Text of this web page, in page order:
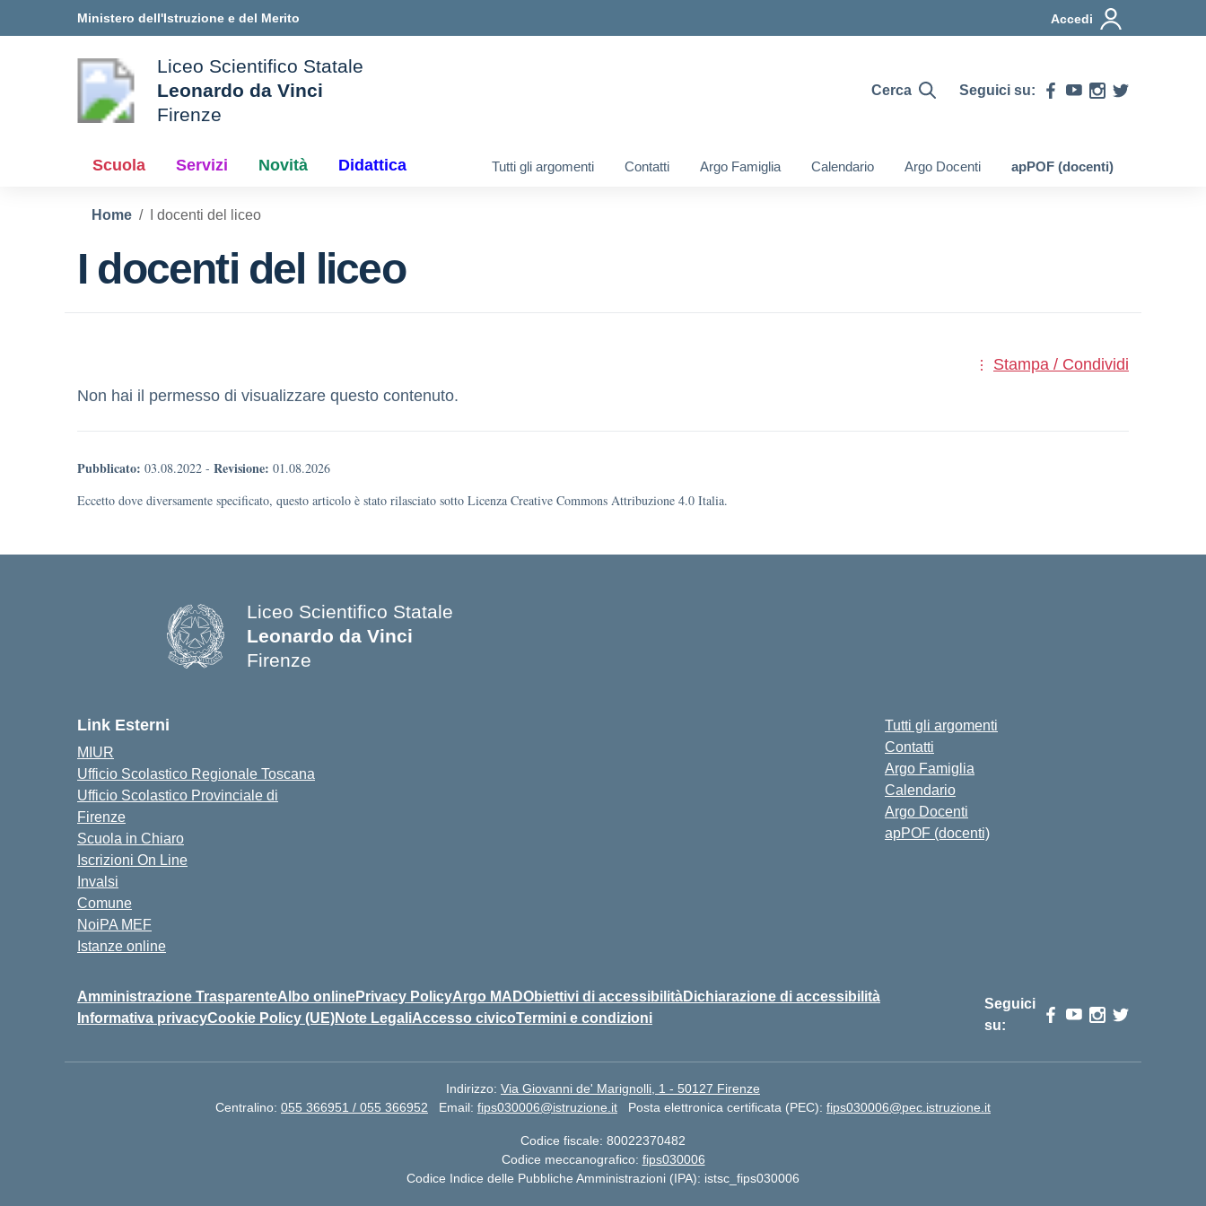
Ministero dell'Istruzione e del Merito Accedi
della scuola
Liceo Scientifico Statale
Leonardo da Vinci
Firenze
Cerca Seguici su:
Scuola Servizi Novità Didattica Tutti gli argomenti Contatti Argo Famiglia Calendario Argo Docenti apPOF (docenti)
Home I docenti del liceo
I docenti del liceo
Stampa / Condividi
Non hai il permesso di visualizzare questo contenuto.
Pubblicato: 03.08.2022 - Revisione: 01.08.2026
Eccetto dove diversamente specificato, questo articolo è stato rilasciato sotto Licenza Creative Commons Attribuzione 4.0 Italia.
Liceo Scientifico Statale
Leonardo da Vinci
Firenze
Link Esterni
MIUR
Ufficio Scolastico Regionale Toscana
Ufficio Scolastico Provinciale di
Firenze
Scuola in Chiaro
Iscrizioni On Line
Invalsi
Comune
NoiPA MEF
Istanze online
Tutti gli argomenti
Contatti
Argo Famiglia
Calendario
Argo Docenti
apPOF (docenti)
Amministrazione TrasparenteAlbo onlinePrivacy PolicyArgo MADObiettivi di accessibilitàDichiarazione di accessibilità
Informativa privacyCookie Policy (UE)Note LegaliAccesso civicoTermini e condizioni
Seguici
su:
Indirizzo: Via Giovanni de' Marignolli, 1 - 50127 Firenze
Centralino: 055 366951 / 055 366952 Email: fips030006@istruzione.it Posta elettronica certificata (PEC): fips030006@pec.istruzione.it
Codice fiscale: 80022370482
Codice meccanografico: fips030006
Codice Indice delle Pubbliche Amministrazioni (IPA): istsc_fips030006